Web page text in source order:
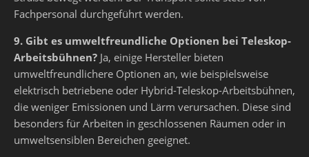
Fachpersonal durchgeführt werden.
9. Gibt es umweltfreundliche Optionen bei Teleskop-
Arbeitsbühnen? Ja, einige Hersteller bieten
umweltfreundlichere Optionen an, wie beispielsweise
elektrisch betriebene oder Hybrid-Teleskop-Arbeitsbühnen,
die weniger Emissionen und Lärm verursachen. Diese sind
besonders für Arbeiten in geschlossenen Räumen oder in
umweltsensiblen Bereichen geeignet.